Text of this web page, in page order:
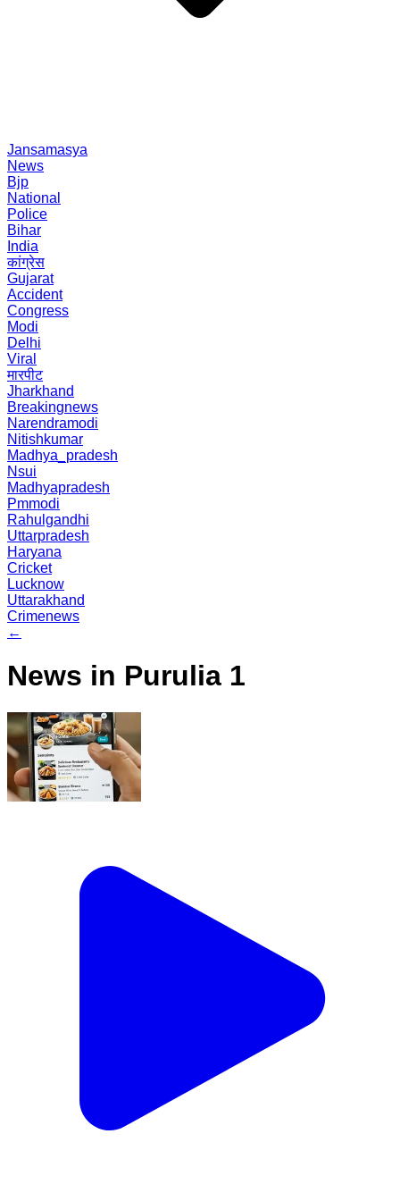
Jansamasya
News
Bjp
National
Police
Bihar
India
कांग्रेस
Gujarat
Accident
Congress
Modi
Delhi
Viral
मारपीट
Jharkhand
Breakingnews
Narendramodi
Nitishkumar
Madhya_pradesh
Nsui
Madhyapradesh
Pmmodi
Rahulgandhi
Uttarpradesh
Haryana
Cricket
Lucknow
Uttarakhand
Crimenews
←
News in Purulia 1